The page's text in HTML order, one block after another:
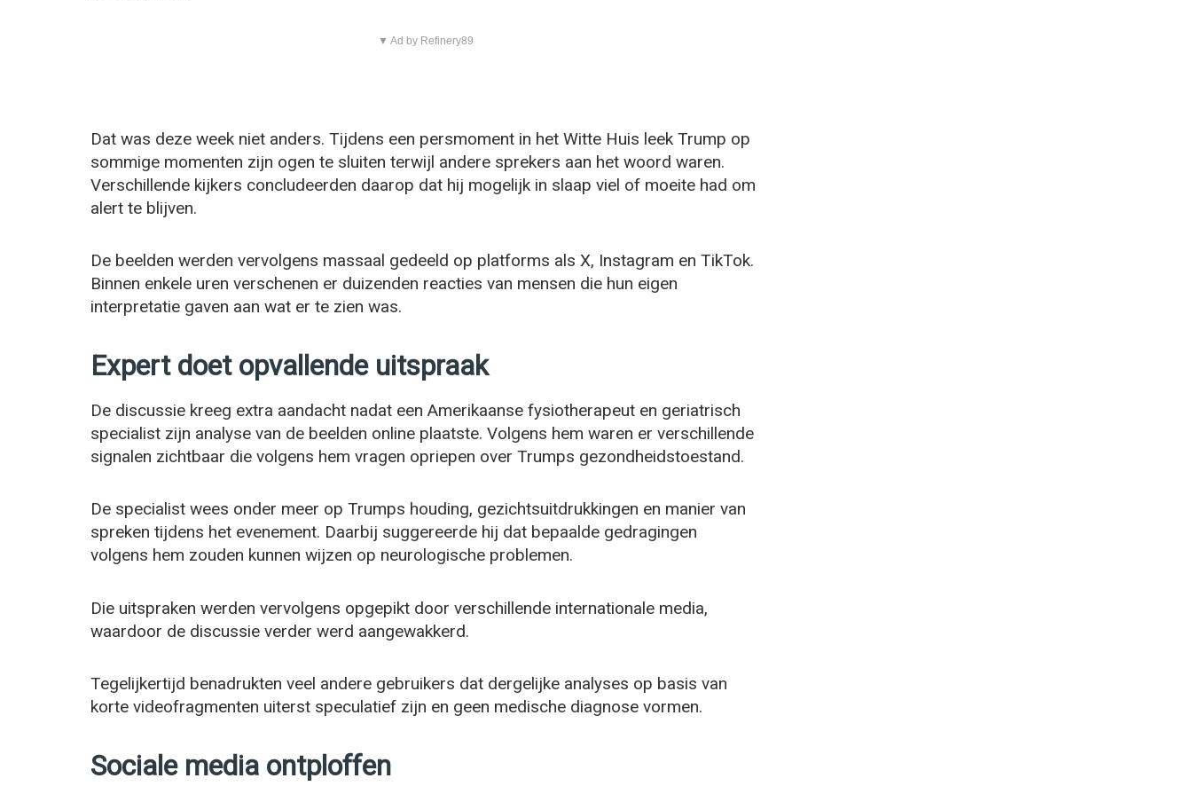
▼ Ad by Refinery89
Dat was deze week niet anders. Tijdens een persmoment in het Witte Huis leek Trump op
sommige momenten zijn ogen te sluiten terwijl andere sprekers aan het woord waren.
Verschillende kijkers concludeerden daarop dat hij mogelijk in slaap viel of moeite had om
alert te blijven.
De beelden werden vervolgens massaal gedeeld op platforms als X, Instagram en TikTok.
Binnen enkele uren verschenen er duizenden reacties van mensen die hun eigen
interpretatie gaven aan wat er te zien was.
Expert doet opvallende uitspraak
De discussie kreeg extra aandacht nadat een Amerikaanse fysiotherapeut en geriatrisch
specialist zijn analyse van de beelden online plaatste. Volgens hem waren er verschillende
signalen zichtbaar die volgens hem vragen opriepen over Trumps gezondheidstoestand.
De specialist wees onder meer op Trumps houding, gezichtsuitdrukkingen en manier van
spreken tijdens het evenement. Daarbij suggereerde hij dat bepaalde gedragingen
volgens hem zouden kunnen wijzen op neurologische problemen.
Die uitspraken werden vervolgens opgepikt door verschillende internationale media,
waardoor de discussie verder werd aangewakkerd.
Tegelijkertijd benadrukten veel andere gebruikers dat dergelijke analyses op basis van
korte videofragmenten uiterst speculatief zijn en geen medische diagnose vormen.
Sociale media ontploffen